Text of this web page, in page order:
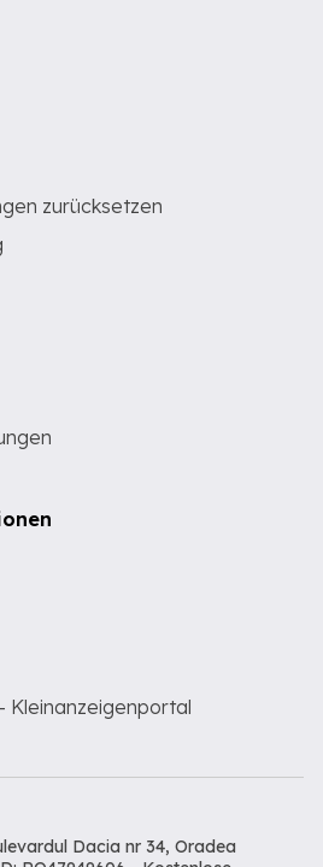
zurücksetzen
- Kleinanzeigenportal
Dacia nr 34, Oradea